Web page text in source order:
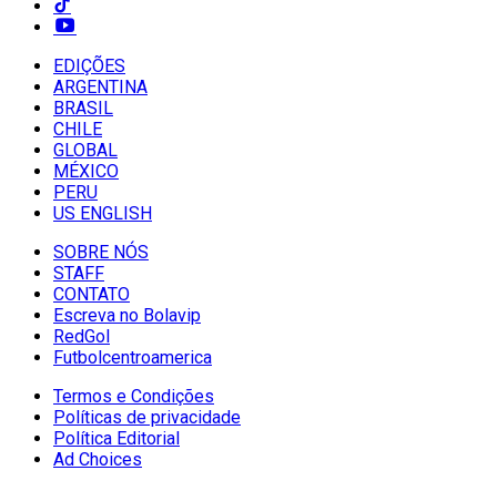
EDIÇÕES
ARGENTINA
BRASIL
CHILE
GLOBAL
MÉXICO
PERU
US ENGLISH
SOBRE NÓS
STAFF
CONTATO
Escreva no Bolavip
RedGol
Futbolcentroamerica
Termos e Condições
Políticas de privacidade
Política Editorial
Ad Choices